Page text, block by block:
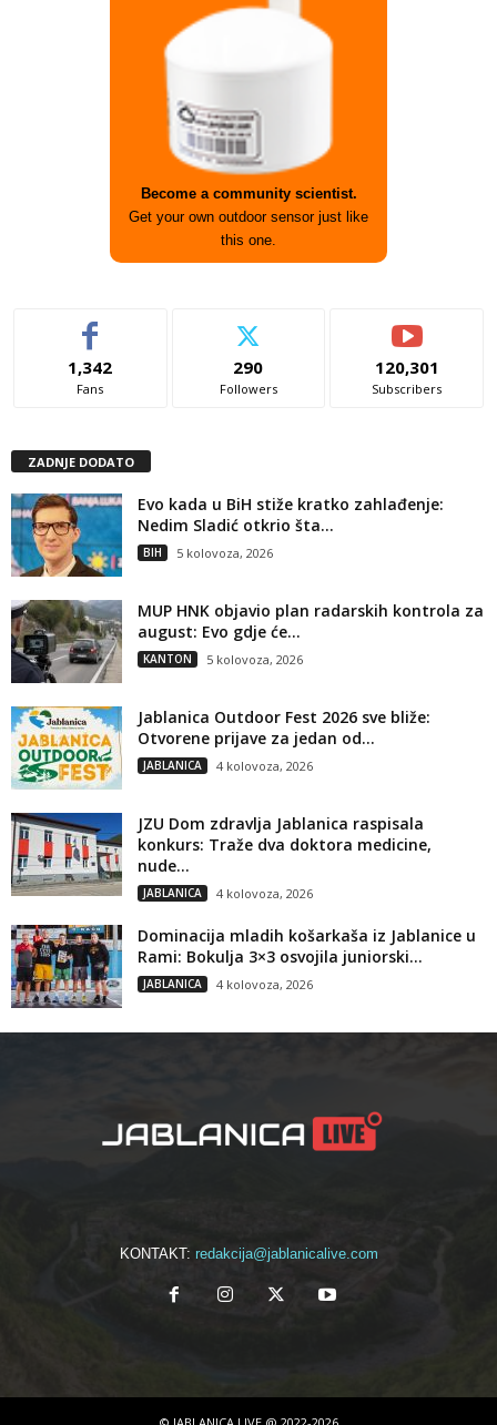
Become a community scientist.
Get your own outdoor sensor just like
this one.
1,342
Fans
290
Followers
120,301
Subscribers
ZADNJE DODATO
Evo kada u BiH stiže kratko zahlađenje:
Nedim Sladić otkrio šta...
BIH 5 kolovoza, 2026
MUP HNK objavio plan radarskih kontrola za
august: Evo gdje će...
KANTON 5 kolovoza, 2026
Jablanica Outdoor Fest 2026 sve bliže:
Otvorene prijave za jedan od...
JABLANICA 4 kolovoza, 2026
JZU Dom zdravlja Jablanica raspisala
konkurs: Traže dva doktora medicine,
nude...
JABLANICA 4 kolovoza, 2026
Dominacija mladih košarkaša iz Jablanice u
Rami: Bokulja 3×3 osvojila juniorski...
JABLANICA 4 kolovoza, 2026
KONTAKT: redakcija@jablanicalive.com